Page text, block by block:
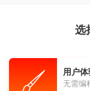
选
用户
无需编